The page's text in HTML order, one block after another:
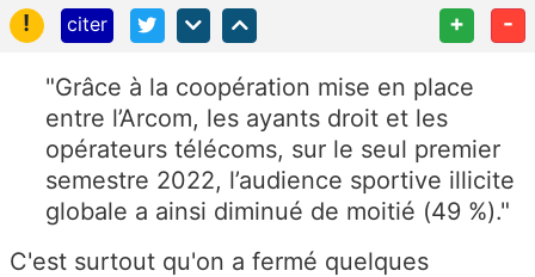
!
citer + -
"Grâce à la coopération mise en place
entre l’Arcom, les ayants droit et les
opérateurs télécoms, sur le seul premier
semestre 2022, l’audience sportive illicite
globale a ainsi diminué de moitié (49 %)."
C'est surtout qu'on a fermé quelques